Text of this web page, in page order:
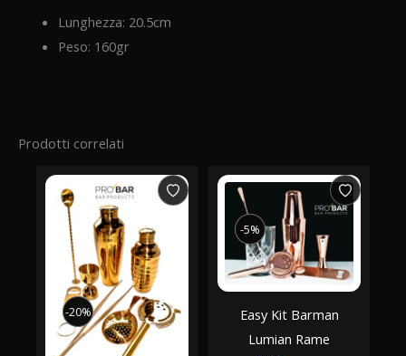
Lunghezza: 20.5cm
Peso: 160gr
Prodotti correlati
-20%
-20%
-5%
-5%
Easy Kit Barman
Lumian Rame